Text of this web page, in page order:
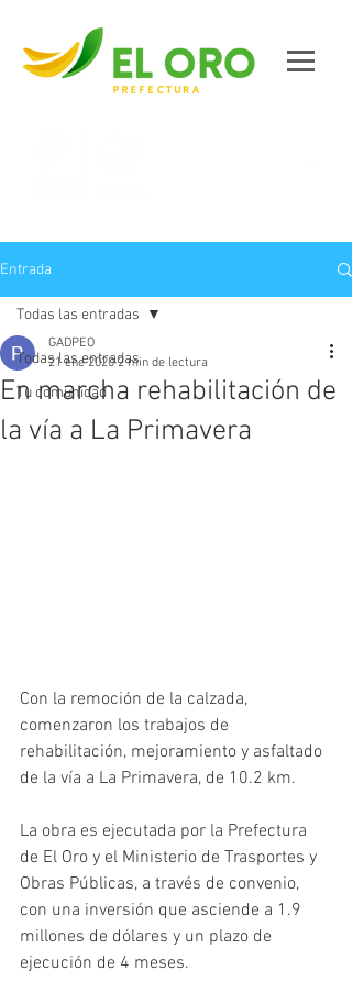
Entrada
Todas las entradas
Tu comunidad
Todas las entradas
En marcha rehabilitación de
la vía a La Primavera
GADPEO
21 ene 2020 2 min de lectura
Con la remoción de la calzada,
comenzaron los trabajos de
rehabilitación, mejoramiento y asfaltado
de la vía a La Primavera, de 10.2 km.
La obra es ejecutada por la Prefectura
de El Oro y el Ministerio de Trasportes y
Obras Públicas, a través de convenio,
con una inversión que asciende a 1.9
millones de dólares y un plazo de
ejecución de 4 meses.